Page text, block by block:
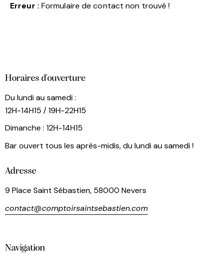
Erreur : Formulaire de contact non trouvé !
Horaires d'ouverture
Du lundi au samedi :
12H-14H15 / 19H-22H15
Dimanche : 12H-14H15
Bar ouvert tous les après-midis, du lundi au samedi !
Adresse
9 Place Saint Sébastien, 58000 Nevers
contact@comptoirsaintsebastien.com
Navigation